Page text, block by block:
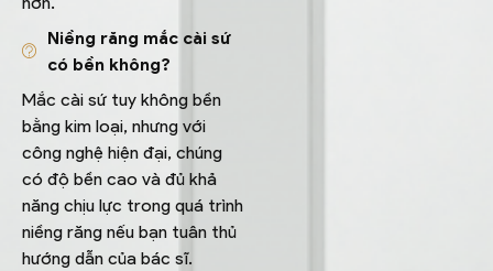
Niềng răng mắc cài sứ
có bền không?
Mắc cài sứ tuy không bền
bằng kim loại, nhưng với
công nghệ hiện đại, chúng
có độ bền cao và đủ khả
năng chịu lực trong quá trình
niềng răng nếu bạn tuân thủ
hướng dẫn của bác sĩ.